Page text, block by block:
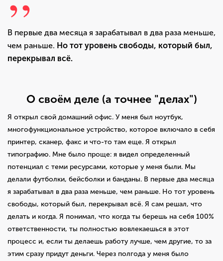
В первые два месяца я зарабатывал в два раза меньше,
чем раньше. Но тот уровень свободы, который был,
перекрывал всё.
О своём деле (а точнее "делах")
Я открыл свой домашний офис. У меня был ноутбук,
многофункциональное устройство, которое включало в себя
принтер, сканер, факс и что-то там еще. Я открыл
типографию. Мне было проще: я видел определенный
потенциал с теми ресурсами, которые у меня были. Мы
делали футболки, бейсболки и банданы. В первые два месяца
я зарабатывал в два раза меньше, чем раньше. Но тот уровень
свободы, который был, перекрывал всё. Я сам решал, что
делать и когда. Я понимал, что когда ты берешь на себя 100%
ответственности, ты полностью вовлекаешься в этот
процесс и, если ты делаешь работу лучше, чем другие, то за
этим сразу придут деньги. Через полгода у меня было